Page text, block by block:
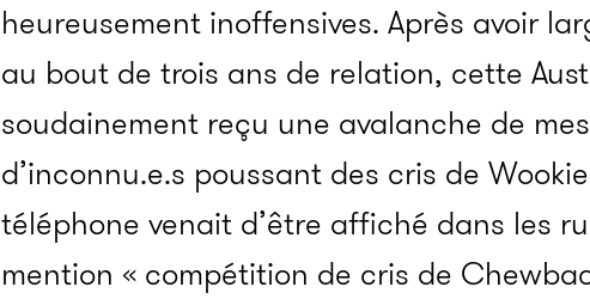
heureusement inoffensives. Après avoir
au bout de trois ans de relation, cette
soudainement reçu une avalanche de
d’inconnu.e.s poussant des cris de
téléphone venait d’être affiché dans les
mention « compétition de cris de